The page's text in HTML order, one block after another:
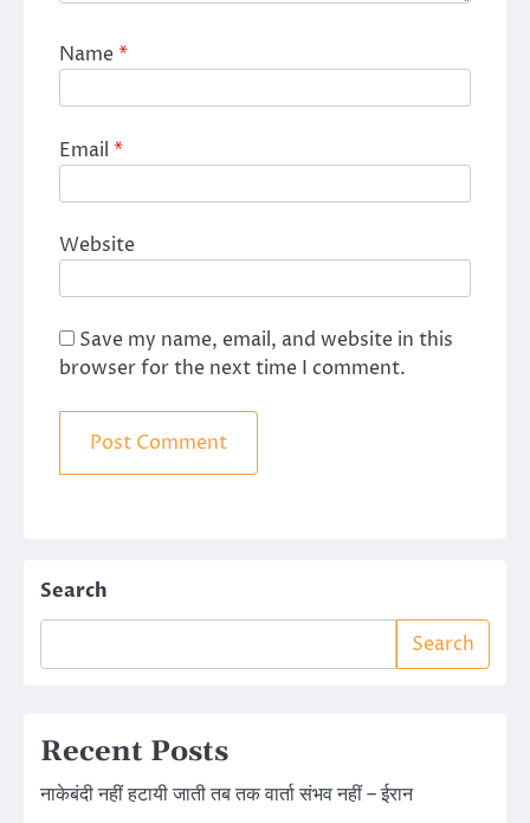
Name*
Email *
Website
Save my name, email, and website in this
browser for the next time I comment.
Search
Search
Recent Posts
नाकेबंदी नहीं हटायी जाती तब तक वार्ता संभव नहीं – ईरान